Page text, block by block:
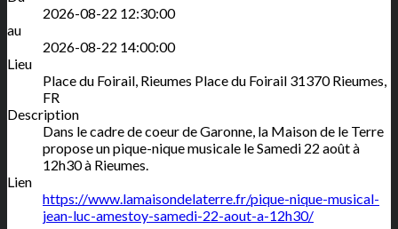
2026-08-22 12:30:00
au
2026-08-22 14:00:00
Lieu
Place du Foirail, Rieumes Place du Foirail 31370 Rieumes
FR
Description
Dans le cadre de coeur de Garonne, la Maison de le Terre
propose un pique-nique musicale le Samedi 22 août à
12h30 à Rieumes.
Lien
https://www.lamaisondelaterre.fr/pique-nique-musical-
jean-luc-amestoy-samedi-22-aout-a-12h30/